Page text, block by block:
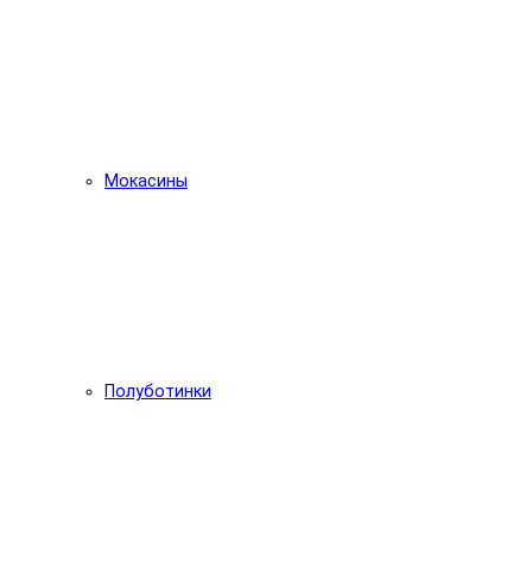
Мокасины
Полуботинки